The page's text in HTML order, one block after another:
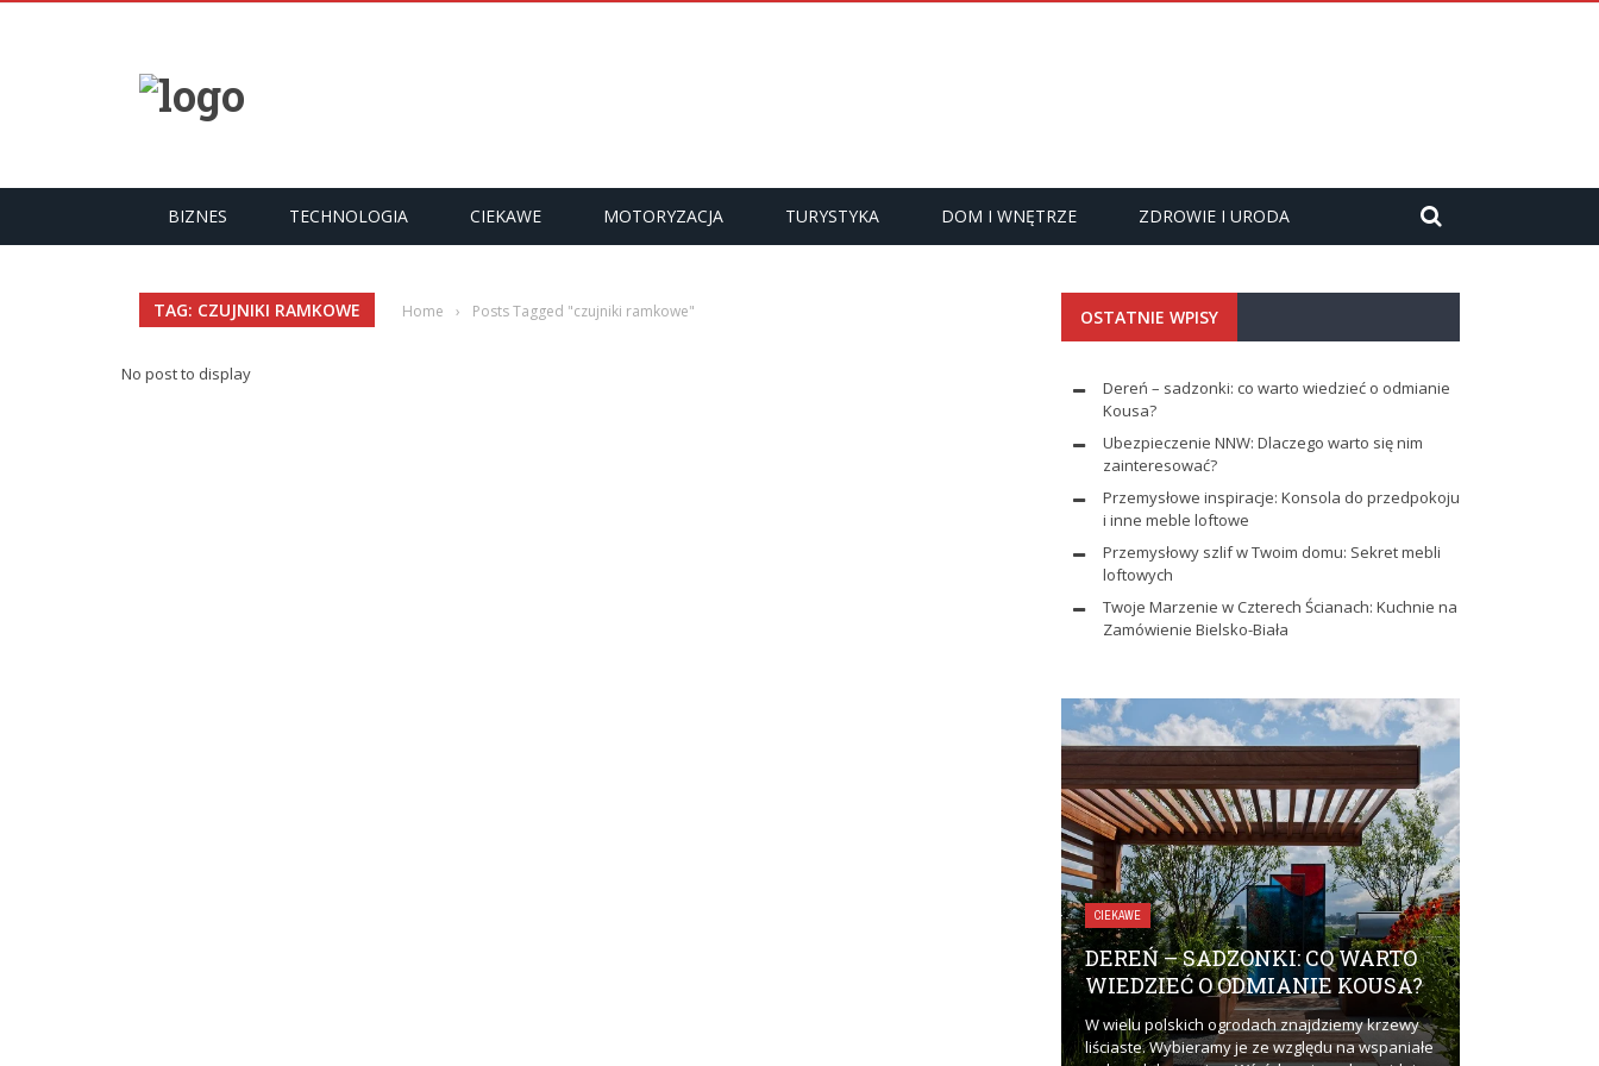
BIZNES TECHNOLOGIA CIEKAWE MOTORYZACJA TURYSTYKA DOM I WNĘTRZE ZDROWIE I URODA
TAG: CZUJNIKI RAMKOWE Home › Posts Tagged "czujniki ramkowe"
No post to display
OSTATNIE WPISY
Dereń – sadzonki: co warto wiedzieć o odmianie
Kousa?
Ubezpieczenie NNW: Dlaczego warto się nim
zainteresować?
Przemysłowe inspiracje: Konsola do przedpokoju
i inne meble loftowe
Przemysłowy szlif w Twoim domu: Sekret mebli
loftowych
Twoje Marzenie w Czterech Ścianach: Kuchnie na
Zamówienie Bielsko-Biała
CIEKAWE
DEREŃ – SADZONKI: CO WARTO
WIEDZIEĆ O ODMIANIE KOUSA?
W wielu polskich ogrodach znajdziemy krzewy
liściaste. Wybieramy je ze względu na wspaniałe